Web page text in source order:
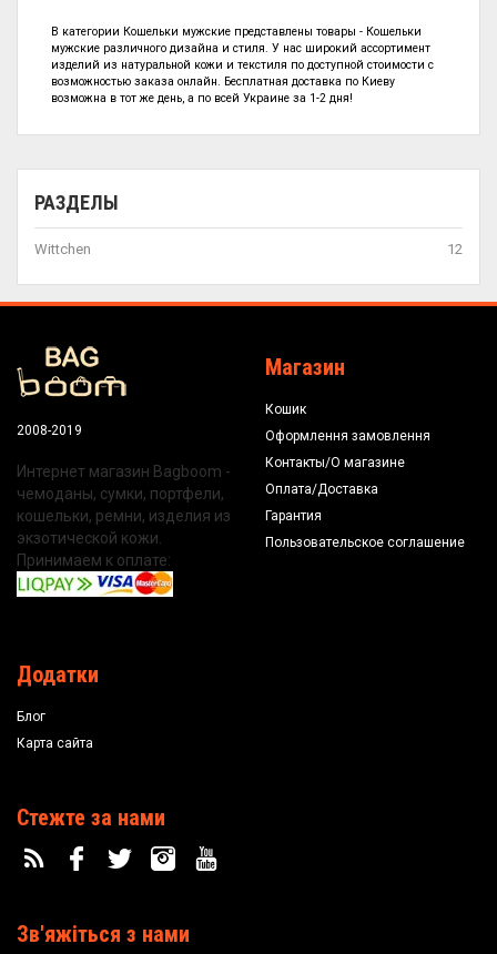
РАЗДЕЛЫ
Wittchen 12
В категории Кошельки мужские представлены товары - Кошельки
мужские различного дизайна и стиля. У нас широкий ассортимент
изделий из натуральной кожи и текстиля по доступной стоимости с
возможностью заказа онлайн. Бесплатная доставка по Киеву
возможна в тот же день, а по всей Украине за 1-2 дня!
2008-2019
Интернет магазин Bagboom -
чемоданы, сумки, портфели,
кошельки, ремни, изделия из
экзотической кожи.
Принимаем к оплате:
Магазин
Кошик
Оформлення замовлення
Контакты/О магазине
Оплата/Доставка
Гарантия
Пользовательское соглашение
Додатки
Блог
Карта сайта
Стежте за нами
Зв'яжіться з нами